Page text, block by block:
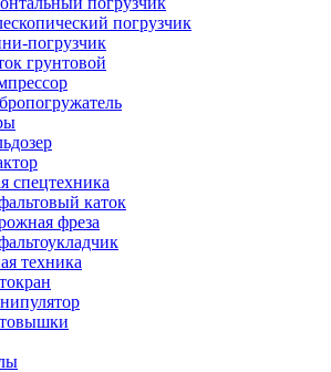
погрузчик
погрузчик
грунтовой
спецтехника
каток
фреза
техника